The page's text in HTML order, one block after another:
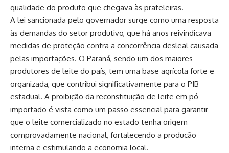
qualidade do produto que chegava às prateleiras.
A lei sancionada pelo governador surge como uma resposta
às demandas do setor produtivo, que há anos reivindicava
medidas de proteção contra a concorrência desleal causada
pelas importações. O Paraná, sendo um dos maiores
produtores de leite do país, tem uma base agrícola forte e
organizada, que contribui significativamente para o PIB
estadual. A proibição da reconstituição de leite em pó
importado é vista como um passo essencial para garantir
que o leite comercializado no estado tenha origem
comprovadamente nacional, fortalecendo a produção
interna e estimulando a economia local.